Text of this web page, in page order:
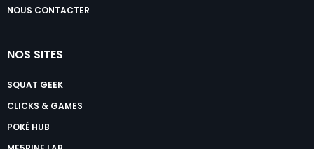
NOUS CONTACTER
NOS SITES
SQUAT GEEK
CLICKS & GAMES
POKÉ HUB